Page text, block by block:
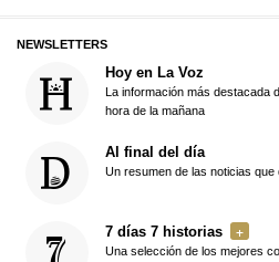
NEWSLETTERS
Hoy en La Voz
La información más destacada
hora de la mañana
Al final del día
Un resumen de las noticias
7 días 7 historias
Una selección de los mejores